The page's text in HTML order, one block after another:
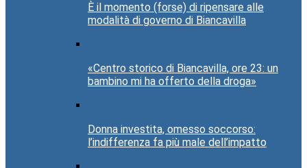
È il momento (forse) di ripensare alle
modalità di governo di Biancavilla
«Centro storico di Biancavilla, ore 23: un
bambino mi ha offerto della droga»
Donna investita, omesso soccorso:
l’indifferenza fa più male dell’impatto